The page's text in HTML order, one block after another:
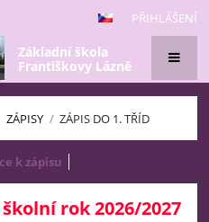
PŘIHLÁŠENÍ
Základní škola
Františkovy Lázně
ZÁPISY / ZÁPIS DO 1. TŘÍD
k zápisu
rok 2026/2027